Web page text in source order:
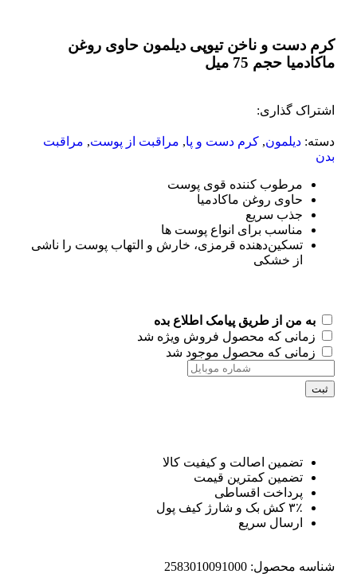
کرم دست و ناخن تیوپی دیلمون حاوی روغن
ماکادمیا حجم 75 میل
اشتراک گذاری:
دسته: دیلمون, کرم دست و پا, مراقبت از پوست, مراقبت
بدن
مرطوب کننده قوی پوست
حاوی روغن ماکادمیا
جذب سریع
مناسب برای انواع پوست ها
تسکین‌دهنده قرمزی، خارش و التهاب پوست را ناشی
از خشکی
به من از طریق پیامک اطلاع بده
زمانی که محصول فروش ویژه شد
زمانی که محصول موجود شد
ثبت
تضمین اصالت و کیفیت کالا
تضمین کمترین قیمت
پرداخت اقساطی
۳٪ کش بک و شارژ کیف پول
ارسال سریع
شناسه محصول: 2583010091000